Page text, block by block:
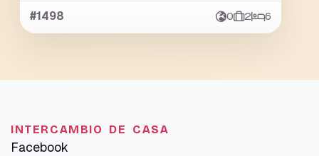
#1498 0 2 6
INTERCAMBIO DE CASA
Facebook